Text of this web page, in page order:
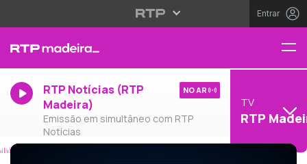
Entrar
RTP Notícias (RTP
Madeira)
Emissão em simultâneo com RTP
Notícias
NO AR
TV
RTP